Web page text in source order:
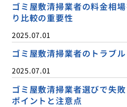
ゴミ屋敷清掃業者の料金相
り比較の重要性
2025.07.01
ゴミ屋敷清掃業者のトラブ
2025.07.01
ゴミ屋敷清掃業者選びで失
ポイントと注意点